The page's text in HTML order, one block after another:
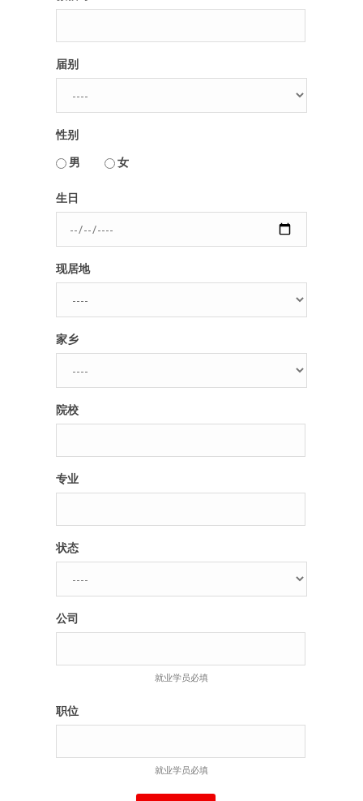
用户名或Email
记住我的登录状态
没帐号？注册一个
梦工坊圈
人脉圈
信息圈
品牌的力量
届别
性别
男
女
生日
现居地
家乡
院校
专业
状态
公司
就业学员必填
职位
就业学员必填